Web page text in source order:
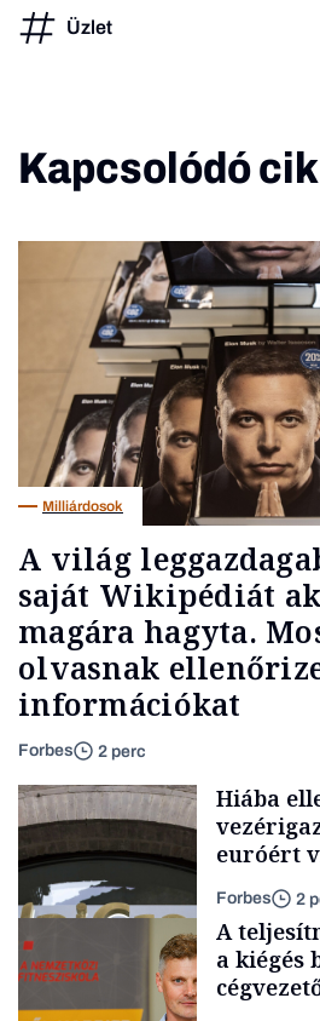
Üzlet
Kapcsolódó
Milliárdosok
A világ
saját Wikipédiát
magára hagyta.
olvasnak
információkat
Forbes 2 perc
Hiába
euróért
az egyik
bankot
Forbes 2
A
a kiégés